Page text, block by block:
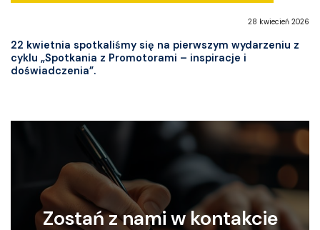
27 kwiecień 2026
Zapraszamy absolwentów wszystkich roczników na
wspólny bal, który odbędzie się 17 października 2026
roku.
Zostań z nami w kontakcie